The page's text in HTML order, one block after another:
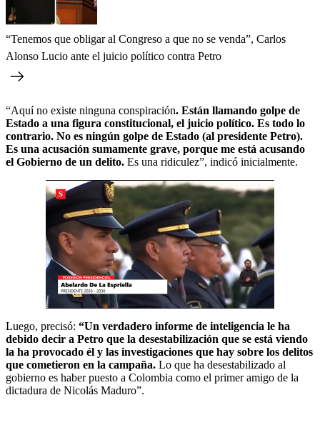
“Tenemos que obligar al Congreso a que no se venda”, Carlos
Alonso Lucio ante el juicio político contra Petro
“Aquí no existe ninguna conspiración. Están llamando golpe de
Estado a una figura constitucional, el juicio político. Es todo lo
contrario. No es ningún golpe de Estado (al presidente Petro).
Es una acusación sumamente grave, porque me está acusando
el Gobierno de un delito. Es una ridiculez”, indicó inicialmente.
Luego, precisó: “Un verdadero informe de inteligencia le ha
debido decir a Petro que la desestabilización que se está viendo
la ha provocado él y las investigaciones que hay sobre los delitos
que cometieron en la campaña. Lo que ha desestabilizado al
gobierno es haber puesto a Colombia como el primer amigo de la
dictadura de Nicolás Maduro”.